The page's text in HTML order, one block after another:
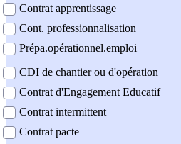
Contrat apprentissage
Cont. professionnalisation
Prépa.opérationnel.emploi
CDI de chantier ou d'opération
Contrat d'Engagement Educatif
Contrat intermittent
Contrat pacte